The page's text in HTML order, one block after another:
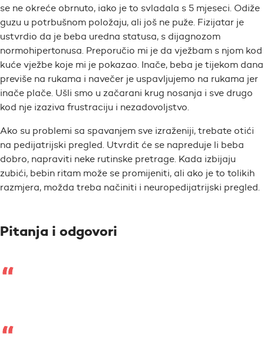
se ne okreće obrnuto, iako je to svladala s 5 mjeseci. Odiže
guzu u potrbušnom položaju, ali još ne puže. Fizijatar je
ustvrdio da je beba uredna statusa, s dijagnozom
normohipertonusa. Preporučio mi je da vježbam s njom kod
kuće vježbe koje mi je pokazao. Inače, beba je tijekom dana
previše na rukama i navečer je uspavljujemo na rukama jer
inače plače. Ušli smo u začarani krug nosanja i sve drugo
kod nje izaziva frustraciju i nezadovoljstvo.
Ako su problemi sa spavanjem sve izraženiji, trebate otići
na pedijatrijski pregled. Utvrdit će se napreduje li beba
dobro, napraviti neke rutinske pretrage. Kada izbijaju
zubići, bebin ritam može se promijeniti, ali ako je to tolikih
razmjera, možda treba načiniti i neuropedijatrijski pregled.
Pitanja i odgovori